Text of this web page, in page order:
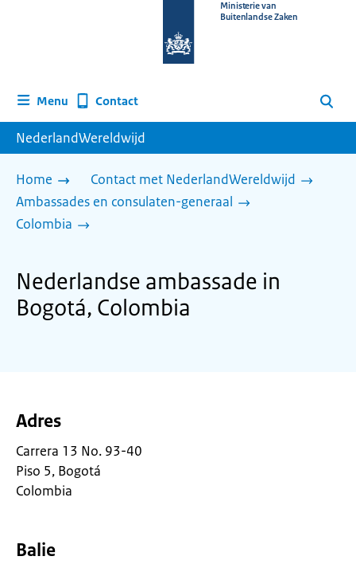
homepage
Ministerie van
Buitenlandse Zaken
Menu Contact Zoeken
NederlandWereldwijd
Home
Contact met NederlandWereldwijd
Ambassades en consulaten-generaal
Colombia
Nederlandse ambassade in
Bogotá, Colombia
Adres
Carrera 13 No. 93-40
Piso 5, Bogotá
Colombia
Balie